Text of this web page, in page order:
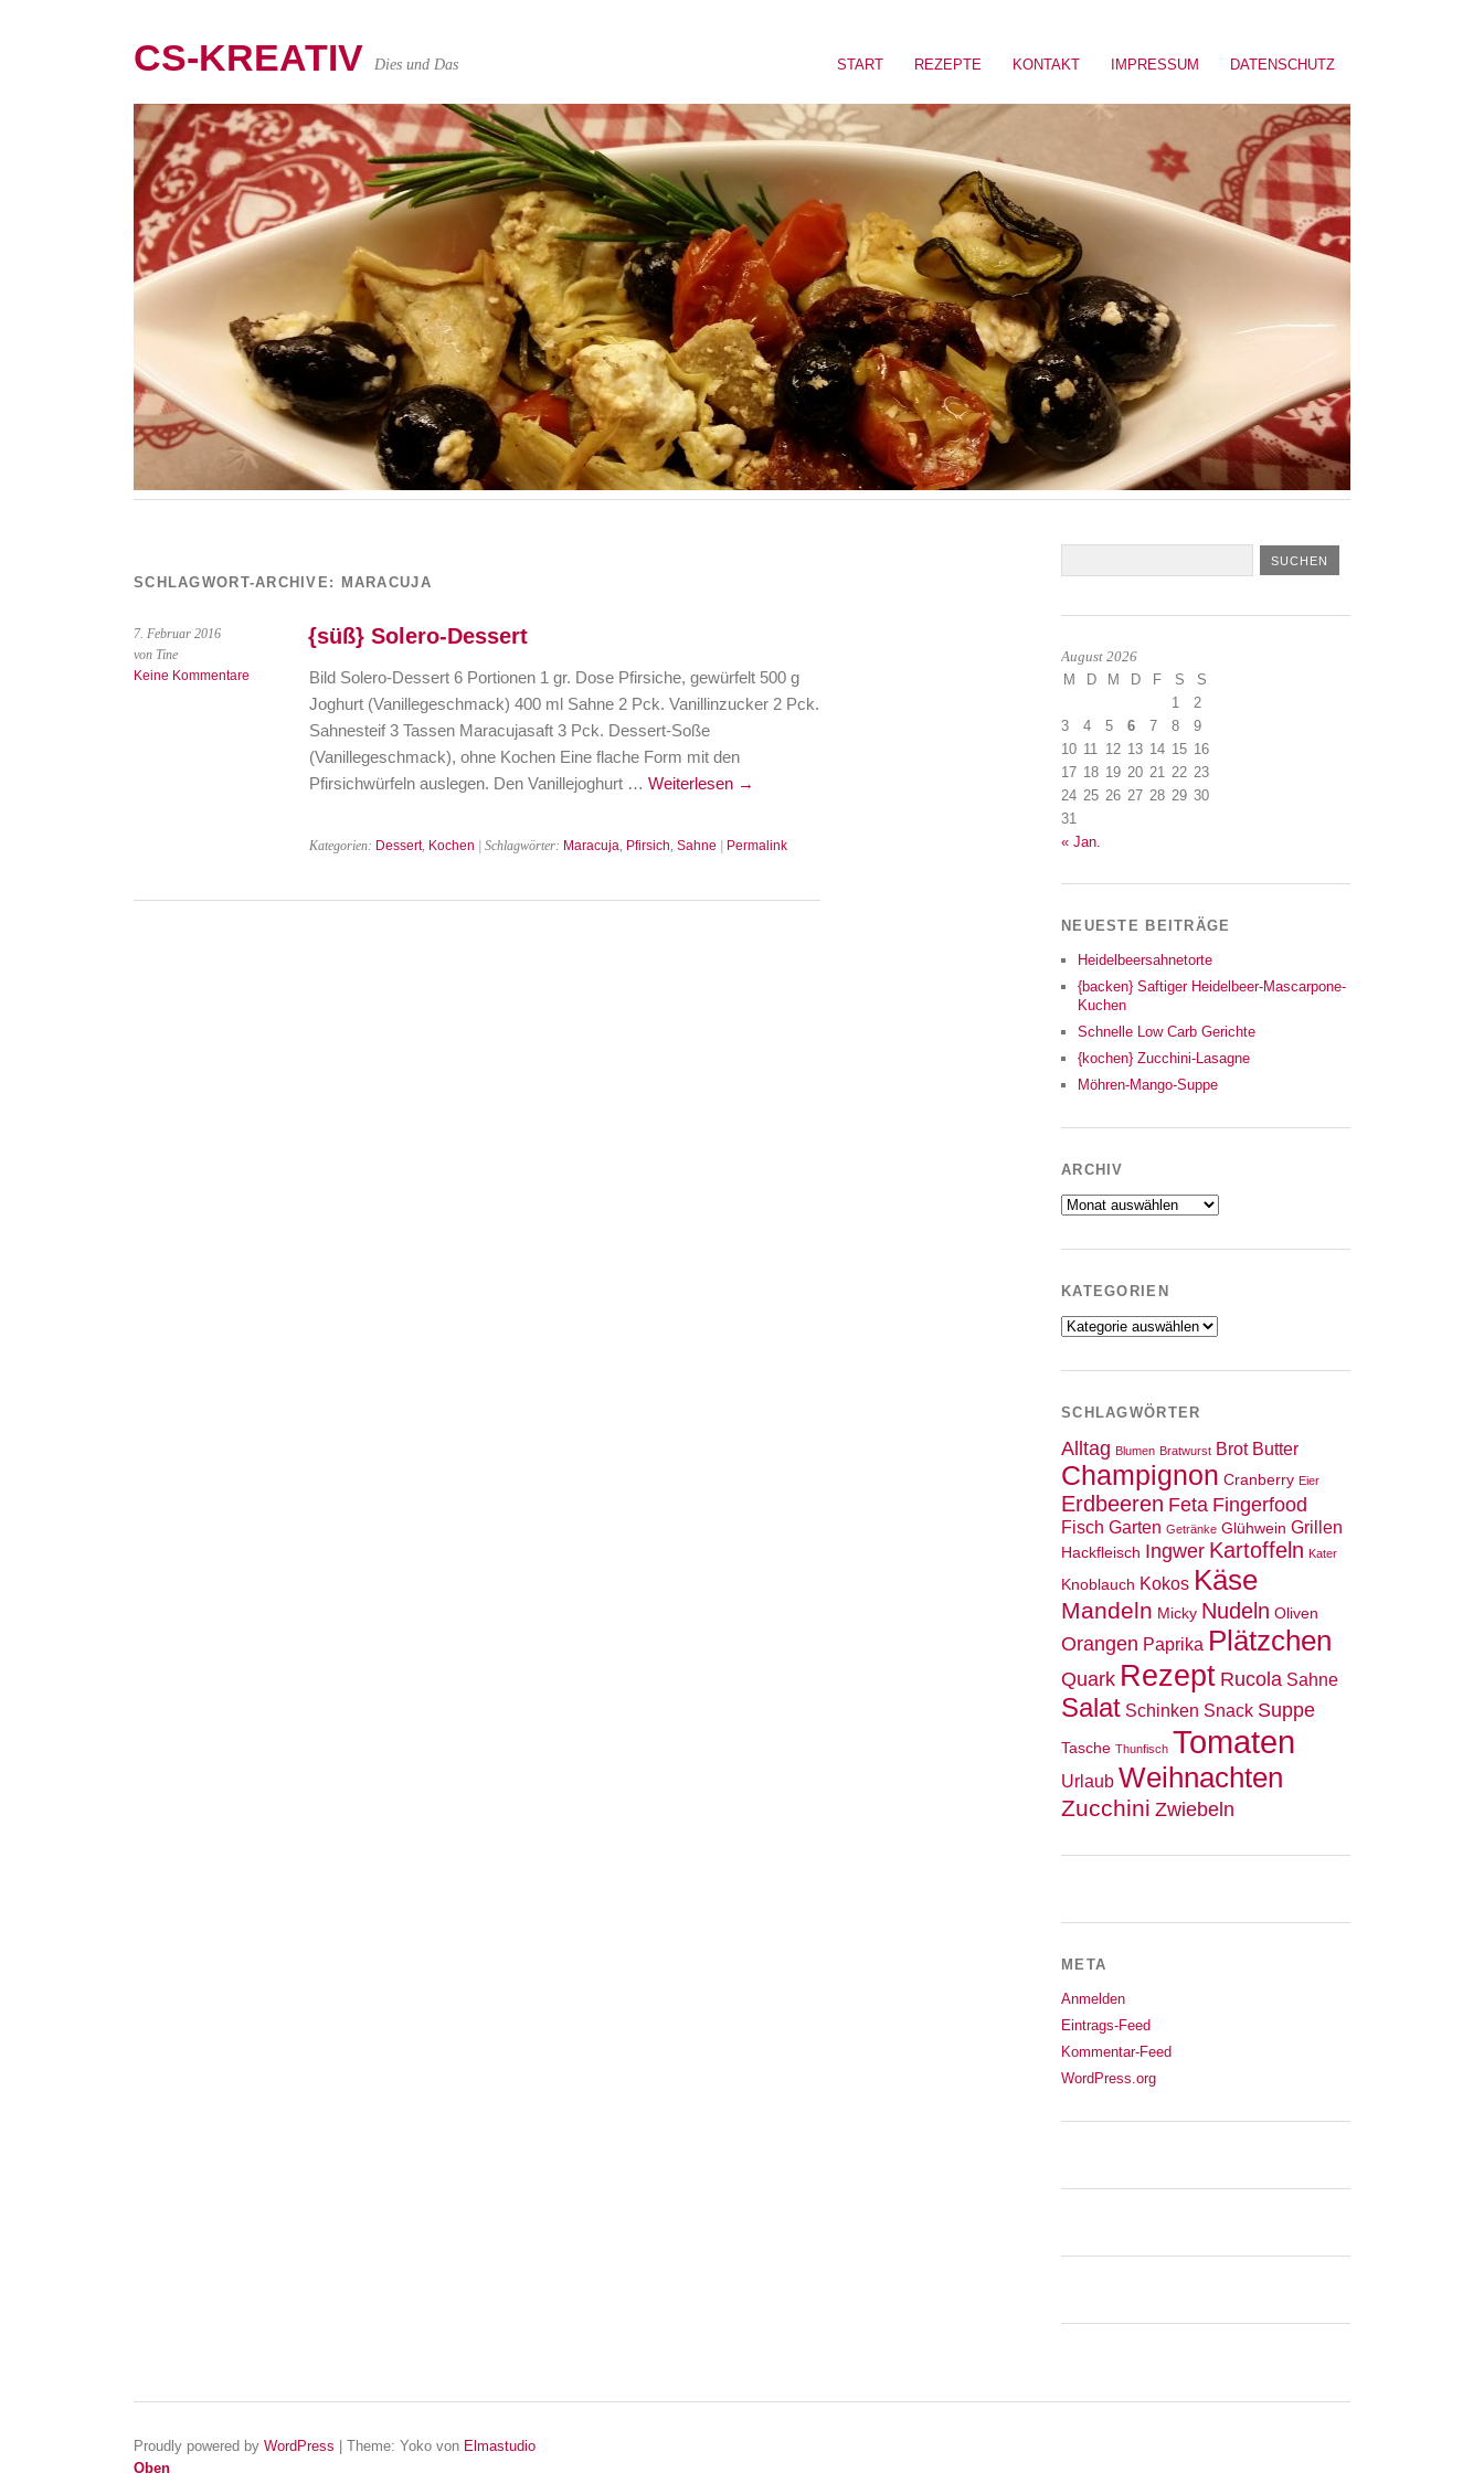
START REZEPTE KONTAKT IMPRESSUM DATENSCHUTZ
CS-KREATIV Dies und Das
SCHLAGWORT-ARCHIVE: MARACUJA
7. Februar 2016
von Tine
Keine Kommentare
{süß} Solero-Dessert
Bild Solero-Dessert 6 Portionen 1 gr. Dose Pfirsiche, gewürfelt 500 g
Joghurt (Vanillegeschmack) 400 ml Sahne 2 Pck. Vanillinzucker 2 Pck.
Sahnesteif 3 Tassen Maracujasaft 3 Pck. Dessert-Soße
(Vanillegeschmack), ohne Kochen Eine flache Form mit den
Pfirsichwürfeln auslegen. Den Vanillejoghurt … Weiterlesen →
Kategorien: Dessert, Kochen | Schlagwörter: Maracuja, Pfirsich, Sahne Permalink
August 2026
M D M D F S
S
1
2
3
4 5 6 7 8
9
10 11 12 13 14 15 16
17 18 19 20 21 22 23
24 25 26 27 28 29 30
31
« Jan.
NEUESTE BEITRÄGE
Heidelbeersahnetorte
{backen} Saftiger Heidelbeer-Mascarpone-
Kuchen
Schnelle Low Carb Gerichte
{kochen} Zucchini-Lasagne
Möhren-Mango-Suppe
ARCHIV
Archiv
KATEGORIEN
Kategorien
SCHLAGWÖRTER
Alltag Blumen Bratwurst Brot Butter
Champignon Cranberry Eier
Erdbeeren Feta Fingerfood
Fisch Garten Getränke Glühwein Grillen
Hackfleisch Ingwer Kartoffeln Kater
Knoblauch Kokos Käse
Mandeln Micky Nudeln Oliven
Orangen Paprika Plätzchen
Quark Rezept Rucola Sahne
Salat Schinken Snack Suppe
Tasche Thunfisch Tomaten
Urlaub Weihnachten
Zucchini Zwiebeln
META
Anmelden
Eintrags-Feed
Kommentar-Feed
WordPress.org
Proudly powered by WordPress Theme: Yoko von Elmastudio
Oben